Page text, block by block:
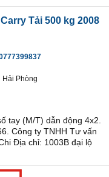
Tải 500 kg 2008
Hải Phòng
tay (M/T) dẫn động 4x2.
Công ty TNHH Tư vấn
Địa chỉ: 1003B đại lộ